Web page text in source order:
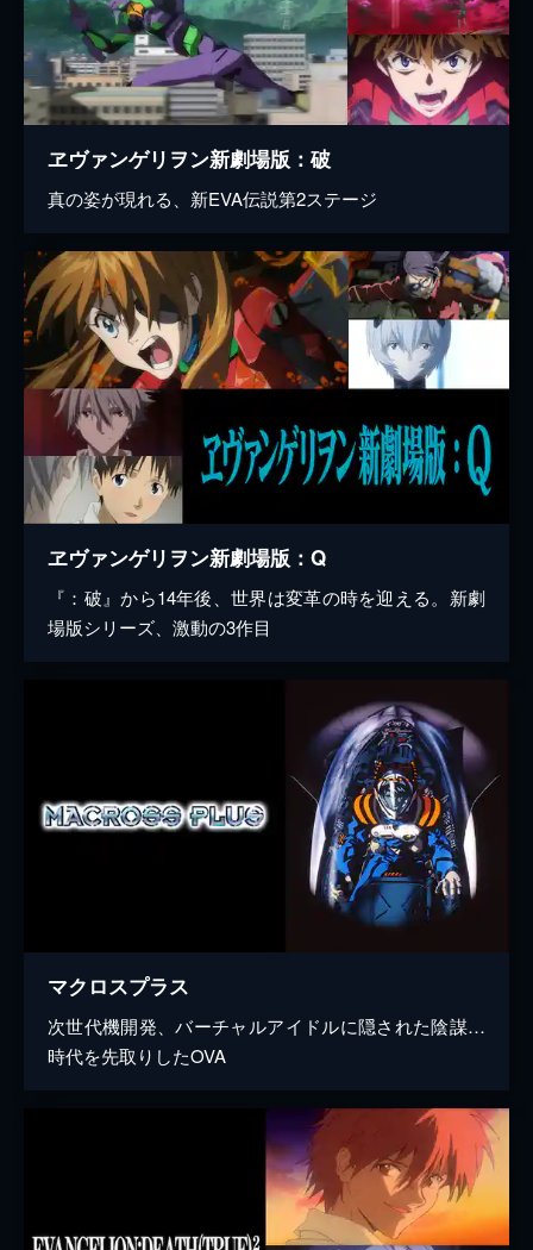
ヱヴァンゲリヲン新劇場版：破
真の姿が現れる、新EVA伝説第2ステージ
ヱヴァンゲリヲン新劇場版：Q
『：破』から14年後、世界は変革の時を迎える。新劇
場版シリーズ、激動の3作目
マクロスプラス
次世代機開発、バーチャルアイドルに隠された陰謀…
時代を先取りしたOVA